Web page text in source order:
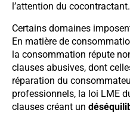
l’attention du cocontractant.
Certains domaines
En matière de
la consommation répute
clauses abusives, dont
réparation du
professionnels, la loi LME
clauses créant un